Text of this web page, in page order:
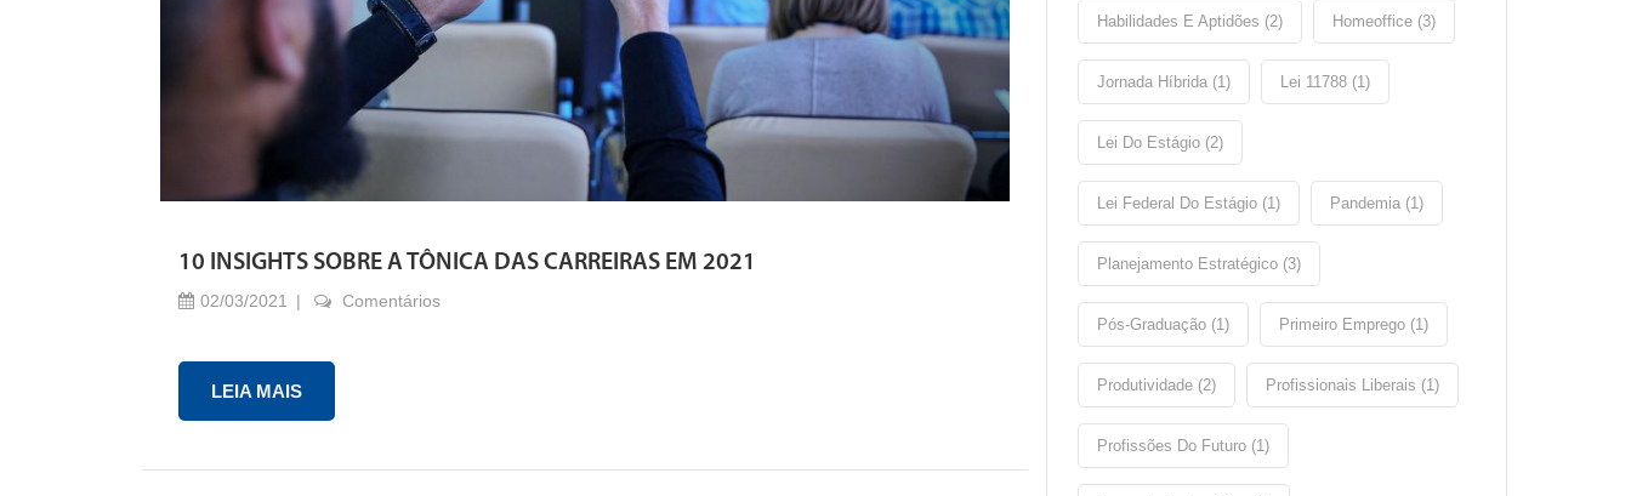
10 INSIGHTS SOBRE A TÔNICA DAS CARREIRAS EM 2021
02/03/2021 Comentários
LEIA MAIS
Habilidades E Aptidões (2) Homeoffice (3)
Jornada Híbrida (1) Lei 11788 (1)
Lei Do Estágio (2)
Lei Federal Do Estágio (1) Pandemia (1)
Planejamento Estratégico (3)
Pós-Graduação (1) Primeiro Emprego (1)
Produtividade (2) Profissionais Liberais (1)
Profissões Do Futuro (1)